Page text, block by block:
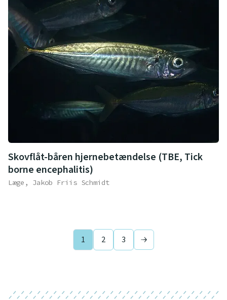
Skovflåt-båren hjernebetændelse (TBE, Tick
borne encephalitis)
Læge, Jakob Friis Schmidt
1 2 3 Next page